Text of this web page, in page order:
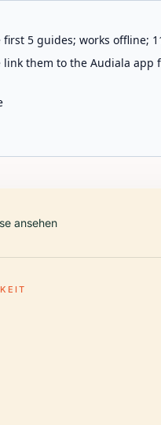
5 guides; works offline;
link them to the Audiala
ansehen